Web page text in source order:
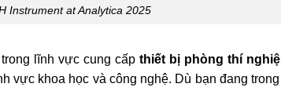
Instrument at Analytica 2025
lĩnh vực cung cấpthiết bị phòng thí
vực khoa học và công nghệ. Dù bạn đang trong